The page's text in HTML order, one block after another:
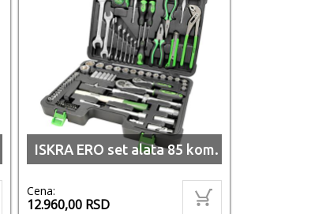
ISKRA ERO set alata 85 kom.
Cena:
12.960,00 RSD